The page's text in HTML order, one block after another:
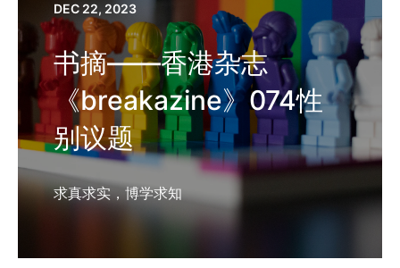
DEC 22, 2023
书摘——香港杂志
《breakazine》074性
别议题
求真求实，博学求知